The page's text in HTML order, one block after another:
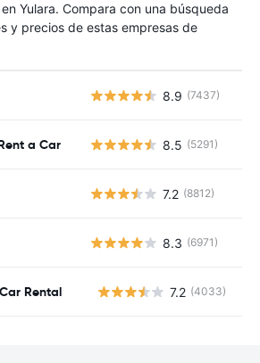
Yulara. Compara con una búsqueda
y precios de estas empresas de
8.9 (7437)
a Car 8.5 (5291)
7.2 (8812)
8.3 (6971)
Rental 7.2 (4033)